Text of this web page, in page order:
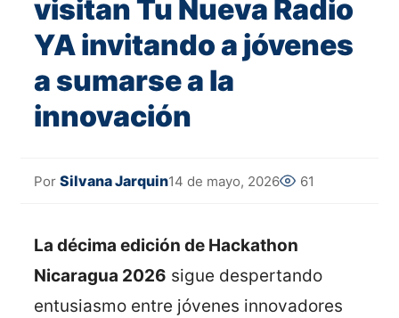
visitan Tu Nueva Radio
YA invitando a jóvenes
a sumarse a la
innovación
Por Silvana Jarquin14 de mayo, 2026 61
La décima edición de Hackathon
Nicaragua 2026 sigue despertando
entusiasmo entre jóvenes innovadores